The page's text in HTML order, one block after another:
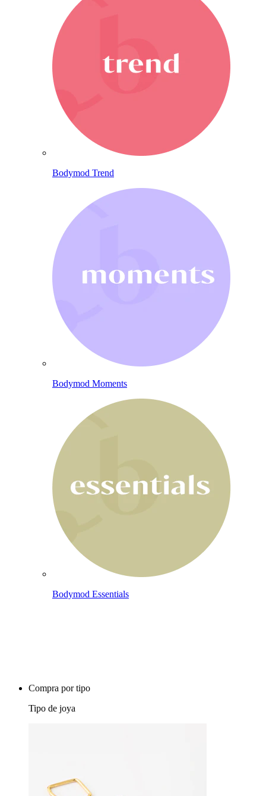
Bodymod Trend
Bodymod Moments
Bodymod Essentials
Compra por tipo
Tipo de joya